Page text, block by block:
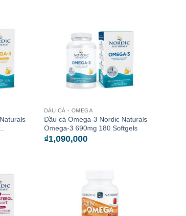
DẦU CÁ - OMEGA
Dầu cá Omega-3 Nordic Naturals
Omega-3 690mg 180 Softgels
₫1,090,000